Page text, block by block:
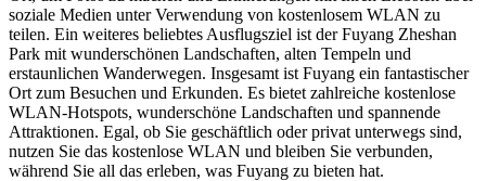
soziale Medien unter Verwendung von kostenlosem WLAN zu
teilen. Ein weiteres beliebtes Ausflugsziel ist der Fuyang Zheshan
Park mit wunderschönen Landschaften, alten Tempeln und
erstaunlichen Wanderwegen. Insgesamt ist Fuyang ein fantastischer
Ort zum Besuchen und Erkunden. Es bietet zahlreiche kostenlose
WLAN-Hotspots, wunderschöne Landschaften und spannende
Attraktionen. Egal, ob Sie geschäftlich oder privat unterwegs sind,
nutzen Sie das kostenlose WLAN und bleiben Sie verbunden,
während Sie all das erleben, was Fuyang zu bieten hat.